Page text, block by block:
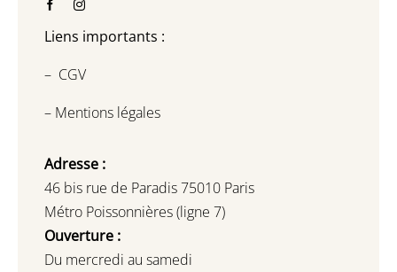
Liens importants :
– CGV
– Mentions légales
Adresse :
46 bis rue de Paradis 75010 Paris
Métro Poissonnières (ligne 7)
Ouverture :
Du mercredi au samedi